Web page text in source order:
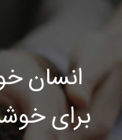
انسان
برای